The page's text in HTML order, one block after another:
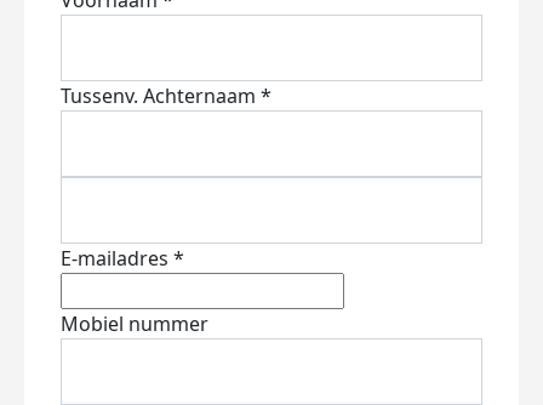
Tussenv. Achternaam *
E-mailadres *
Mobiel nummer